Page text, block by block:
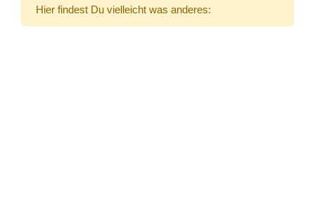
Hier findest Du vielleicht was anderes: